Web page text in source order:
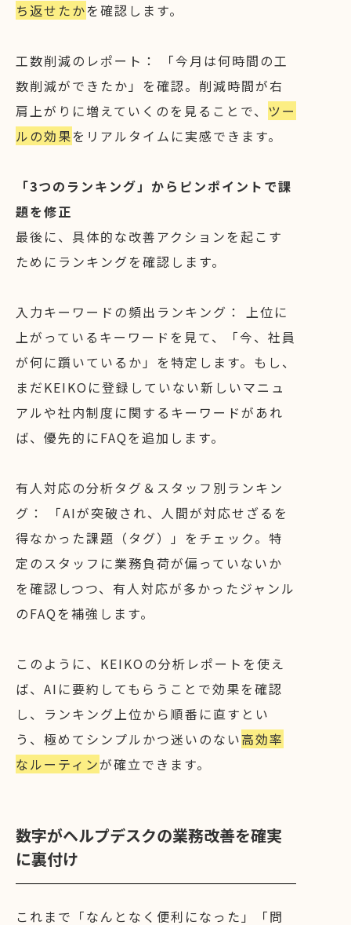
ち返せたかを確認します。
工数削減のレポート： 「今月は何時間の工
数削減ができたか」を確認。削減時間が右
肩上がりに増えていくのを見ることで、 ツー
ルの効果をリアルタイムに実感できます。
「3つのランキング」からピンポイントで課
題を修正
最後に、具体的な改善アクションを起こす
ためにランキングを確認します。
入力キーワードの頻出ランキング： 上位に
上がっているキーワードを見て、「今、社員
が何に躓いているか」を特定します。もし、
まだKEIKOに登録していない新しいマニュ
アルや社内制度に関するキーワードがあれ
ば、優先的にFAQを追加します。
有人対応の分析タグ＆スタッフ別ランキン
グ： 「AIが突破され、人間が対応せざるを
得なかった課題（タグ）」をチェック。特
定のスタッフに業務負荷が偏っていないか
を確認しつつ、有人対応が多かったジャンル
のFAQを補強します。
このように、KEIKOの分析レポートを使え
ば、AIに要約してもらうことで効果を確認
し、ランキング上位から順番に直すとい
う、極めてシンプルかつ迷いのない高効率
なルーティンが確立できます。
数字がヘルプデスクの業務改善を確実
に裏付け
これまで「なんとなく便利になった」「問